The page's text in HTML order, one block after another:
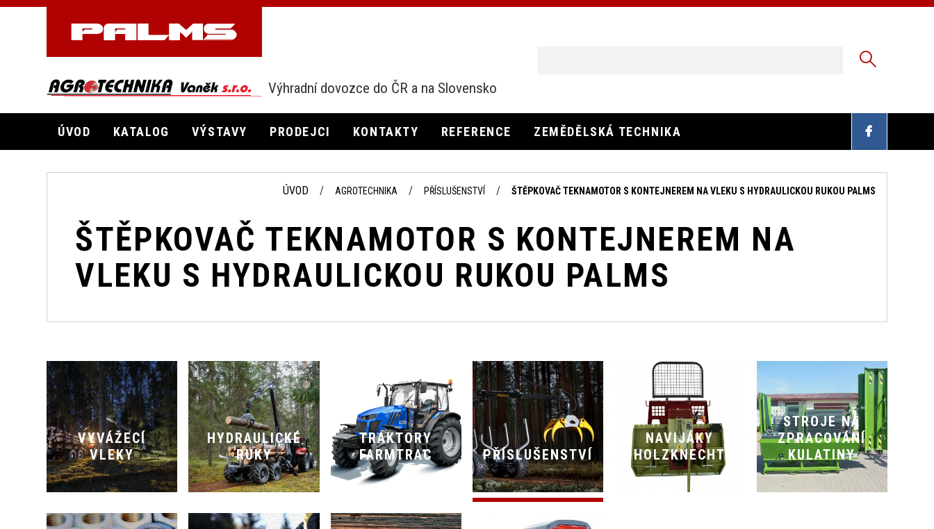
Výhradní dovozce do ČR a na Slovensko
ÚVOD KATALOG VÝSTAVY PRODEJCI KONTAKTY REFERENCE ZEMĚDĚLSKÁ TECHNIKA
ŠTĚPKOVAČ TEKNAMOTOR S KONTEJNEREM NA
VLEKU S HYDRAULICKOU RUKOU PALMS
ÚVOD AGROTECHNIKA PŘÍSLUŠENSTVÍ ŠTĚPKOVAČ TEKNAMOTOR S KONTEJNEREM NA VLEKU S HYDRAULICKOU RUKOU PALMS
VYVÁŽECÍ
VLEKY
HYDRAULICKÉ
RUKY
TRAKTORY
FARMTRAC
PŘÍSLUŠENSTVÍ
NAVIJÁKY
HOLZKNECHT
STROJE NA
ZPRACOVÁNÍ
KULATINY